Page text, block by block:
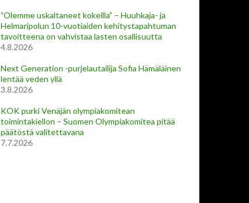
”Olemme uskaltaneet kokeilla” – Huuhkaja- ja
Helmaripolun 10-vuotiaiden kehitystapahtuman
tavoitteena on vahvistaa lasten osallisuutta
4.8.2026
Next Generation -purjelautailija Sofia Hämäläinen
lentää veden yllä
3.8.2026
KOK purki Venäjän olympiakomitean
toimintakiellon – Suomen Olympiakomitea pitää
päätöstä valitettavana
7.7.2026